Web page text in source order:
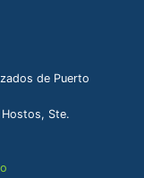
de Puerto
Ste.